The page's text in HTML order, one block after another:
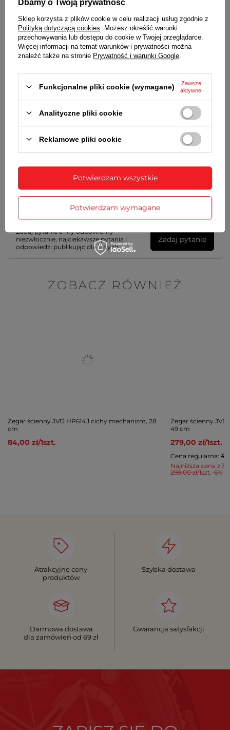
MECHANIZM
kwarcowy
cichy, z płynącym sekundnikiem
ZASILANIE
WYMIARY
średnica - 30 cm
GWARANCJA
Potrzebujesz pomocy? Masz pytania?
Zadaj pytanie a my odpowiemy
niezwłocznie, najciekawsze pytania i
odpowiedzi publikując dla innych.
Zadaj pytanie
ZOBACZ RÓWNIEŻ
Zegar ścienny JVD HP614.1 cichy mechanizm, 28
cm
84,00 zł/1szt.
Zegar ścienny JVD
49 cm
279,00 zł/1szt.
Najniższa cena z
299,00 zł/1szt.-6%
Cena regularna:
Atrakcyjne ceny
produktów
Szybka dostawa
Darmowa dostawa
dla zamówień od 69 zł
Gwarancja satysfakcji
Dbamy o Twoją prywatność
Sklep korzysta z plików cookie w celu realizacji usług zgodnie z
Polityką dotyczącą cookies . Możesz określić warunki
przechowywania lub dostępu do cookie w Twojej przeglądarce.
Więcej informacji na temat warunków i prywatności można
znaleźć także na stronie Prywatność i warunki Google
Funkcjonalne pliki cookie (wymagane)
Zawsze
aktywne
Analityczne pliki cookie
Reklamowe pliki cookie
Potwierdzam wymagane
Potwierdzam wszystkie